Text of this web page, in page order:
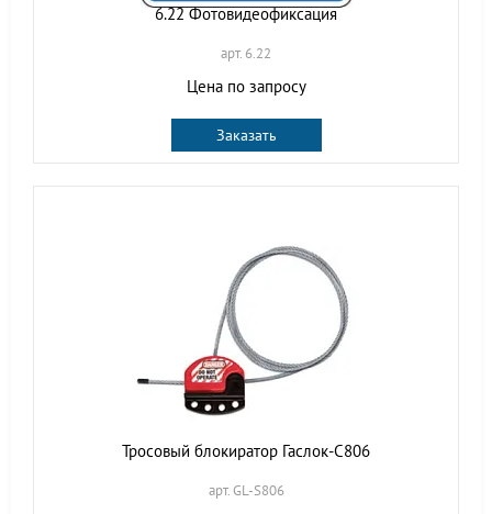
6.22 Фотовидеофиксация
арт. 6.22
Цена по запросу
Заказать
Тросовый блокиратор Гаслок-С806
арт. GL-S806